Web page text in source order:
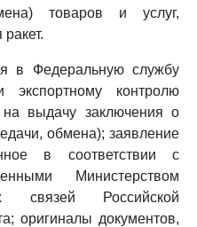
товаров и услуг,
в Федеральную службу
контролю
на выдачу заключения о
обмена); заявление
в соответствии с
Министерством
связей Российской
оригиналы документов,